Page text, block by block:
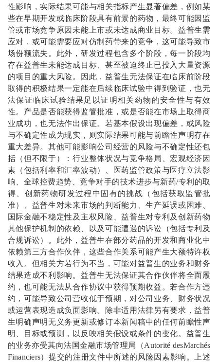
性影响，实际结果可能与相关指标产生显著偏差，例如某
些在早期开发或临床阶段具有前景的药物，最终可能因监
管或市场竞争原因未能上市或未达成商业目标。益普生需
应对，或可能需要应对仿制药带来的竞争，这可能导致市
场份额流失。此外，研发过程包含多个阶段，每一阶段均
存在益普生未能达成目标、甚至被迫终止已投入大量资源
的项目的重大风险。因此，益普生无法保证在临床前阶段
取得的积极结果一定能在后续临床试验中得到验证，也无
法保证临床试验结果足以证明相关药物的安全性与有效
性。产品是否能获得监管批准，或是否能在市场上取得商
业成功，也无法作出保证。若基本假设出现偏差，或风险
与不确定性成为现实，则实际结果可能与前瞻性声明存在
重大差异。其他可能影响公司经营的风险与不确定性还包
括（但不限于）：行业整体状况与竞争格局、宏观经济因
素（包括利率和汇率波动）、医药监管政策与医疗立法影
响、全球控费趋势、竞争对手的技术进步与新药/专利的取
得、创新药物研发过程中固有的挑战（包括获取监管批
准）、益普生对未来市场的判断能力、生产延误或困难、
国际金融不稳定性及主权风险、益普生对专利及创新药物
其他保护机制的依赖、以及可能遭遇的诉讼（包括专利及
合规诉讼）。此外，益普生在部分药品的开发和商业化中
依赖第三方合作伙伴，这些合作关系可能产生大额特许权
收入。但相关方若行为不当，可能对益普生的业务和财务
结果造成不利影响。益普生无法保证其合作伙伴将全面履
约，也可能无法从合作协议中获得预期收益。若合作方违
约，可能导致公司营收低于预期，对公司业务、财务状况
或运营表现造成负面影响。除非适用法律另有要求，益普
生明确声明无义务更新或修订本新闻稿中的任何前瞻性声
明、目标或预测，以反映相关假设或条件的变化。益普生
的业务亦受其向法国金融市场管理局（Autorité desMarchés
Financiers）提交的注册文件中所述的风险因素影响。上述